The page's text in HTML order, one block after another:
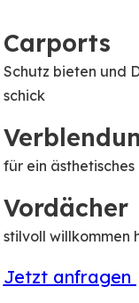
Carports
Schutz bieten und
schick
für ein
Vordächer
stilvoll willkommen
Jetzt anfragen